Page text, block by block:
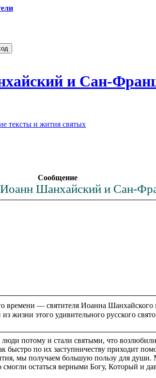
и Сан-
тексты и жития святых
Сообщение
Иоанн Шанхайский и Сан-
— святителя Иоанна
жизни этого удивительного русского
потому и стали святыми, что
быстро по их заступничеству приходит
мы получаем большую пользу для
остаться верными Богу, Который и